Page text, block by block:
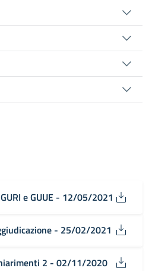
e GUUE - 12/05/2021
- 25/02/2021
2 - 02/11/2020